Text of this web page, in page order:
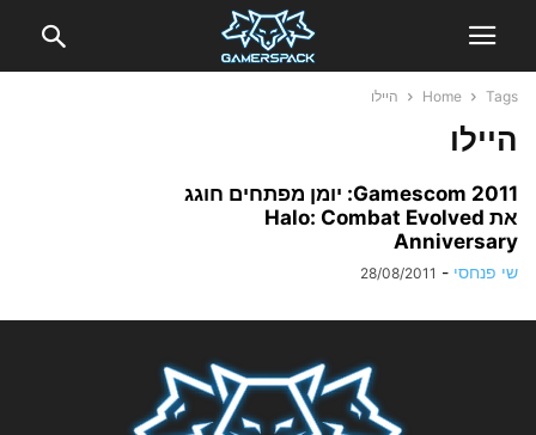
Home Tags היילו
היילו
Gamescom 2011: יומן מפתחים חוגג
את Halo: Combat Evolved
Anniversary
שי פנחסי -
28/08/2011